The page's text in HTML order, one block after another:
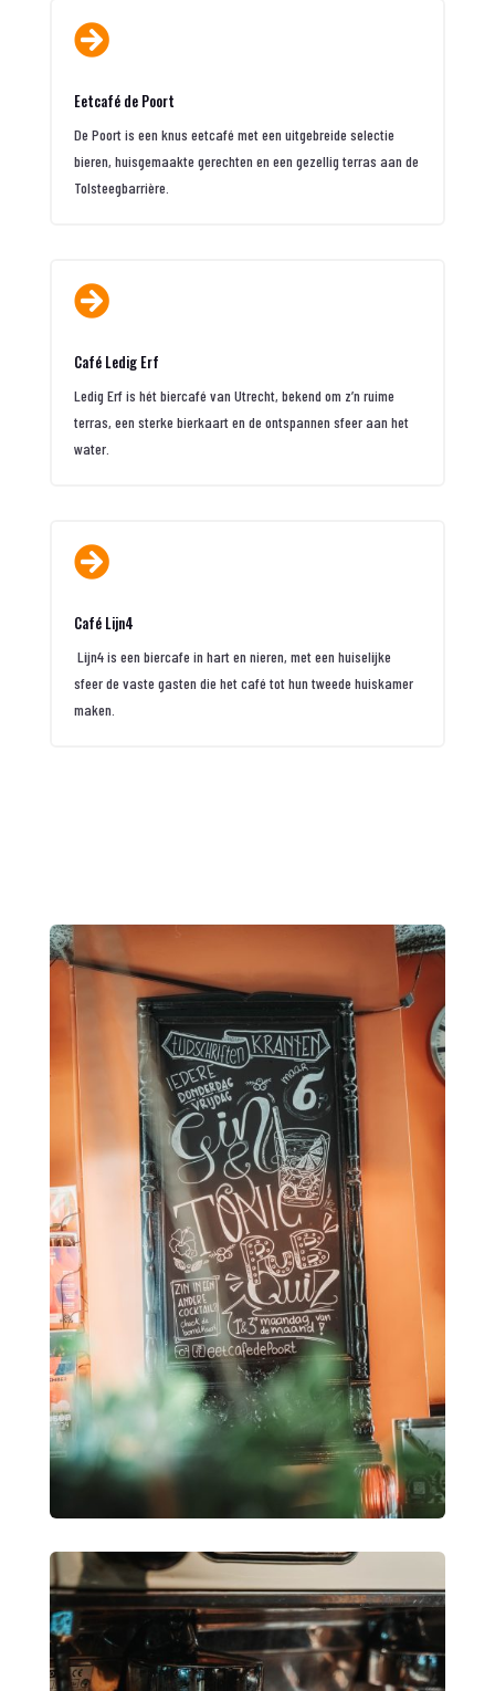

Eetcafé de Poort
De Poort is een knus eetcafé met een uitgebreide selectie
bieren, huisgemaakte gerechten en een gezellig terras aan de
Tolsteegbarrière.

Café Ledig Erf
Ledig Erf is hét biercafé van Utrecht, bekend om z’n ruime
terras, een sterke bierkaart en de ontspannen sfeer aan het
water.

Café Lijn4
Lijn4 is een biercafe in hart en nieren, met een huiselijke
sfeer de vaste gasten die het café tot hun tweede huiskamer
maken.